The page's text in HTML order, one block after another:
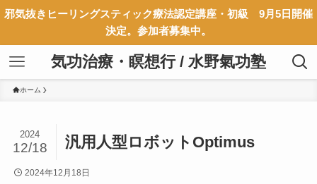
邪気抜きヒーリングスティック療法認定講座・初級 9月5日開催
決定。参加者募集中。
気功治療・瞑想行 / 水野氣功塾
ホーム
汎用人型ロボットOptimus
2024
12/18
2024年12月18日